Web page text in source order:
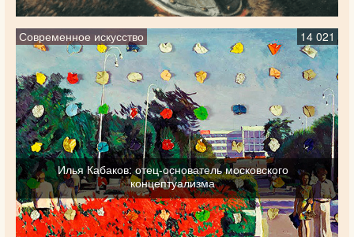
Современное искусство 14 021
Илья Кабаков: отец-основатель московского
концептуализма